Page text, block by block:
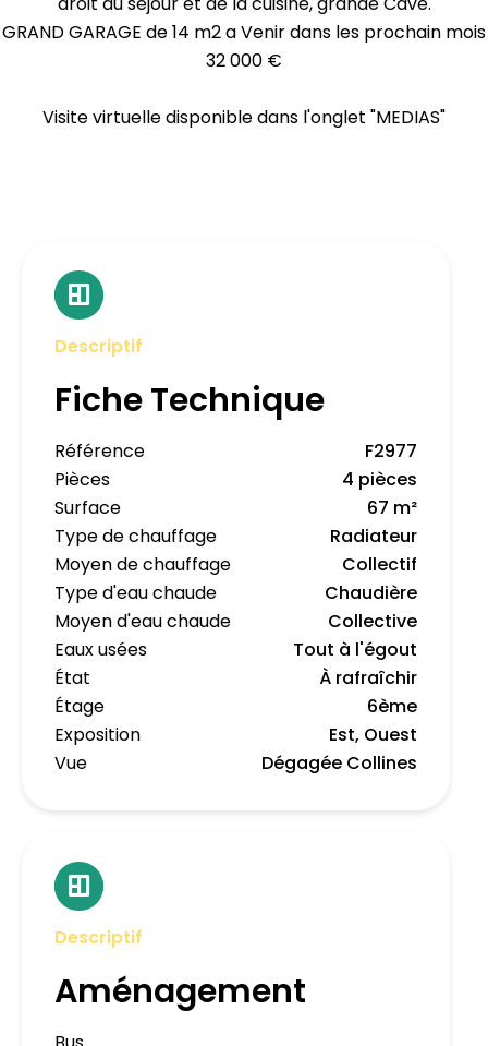
GRAND GARAGE de 14 m2 a Venir dans les prochain mois
32 000 €
Visite virtuelle disponible dans l'onglet "MEDIAS"
Descriptif
Fiche Technique
Référence
F2977
Pièces
4 pièces
Surface
67 m²
Type de chauffage
Radiateur
Moyen de chauffage
Collectif
Type d'eau chaude
Chaudière
Moyen d'eau chaude
Collective
Eaux usées
Tout à l'égout
État
À rafraîchir
Étage
6ème
Exposition
Est, Ouest
Vue
Dégagée Collines
Descriptif
Aménagement